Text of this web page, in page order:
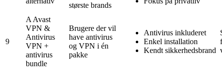
største brands
9
A Avast
VPN &
Antivirus
VPN +
antivirus
bundle
Brugere der vil
have antivirus
og VPN i én
pakke
Antivirus inkluderet
Enkel installation
Kendt sikkerhedsbrand